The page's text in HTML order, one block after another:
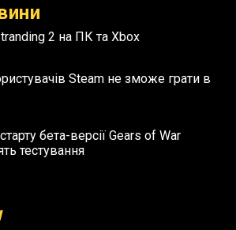
2 на ПК та Xbox
Steam не зможе грати в
бета-версії Gears of War
тестування